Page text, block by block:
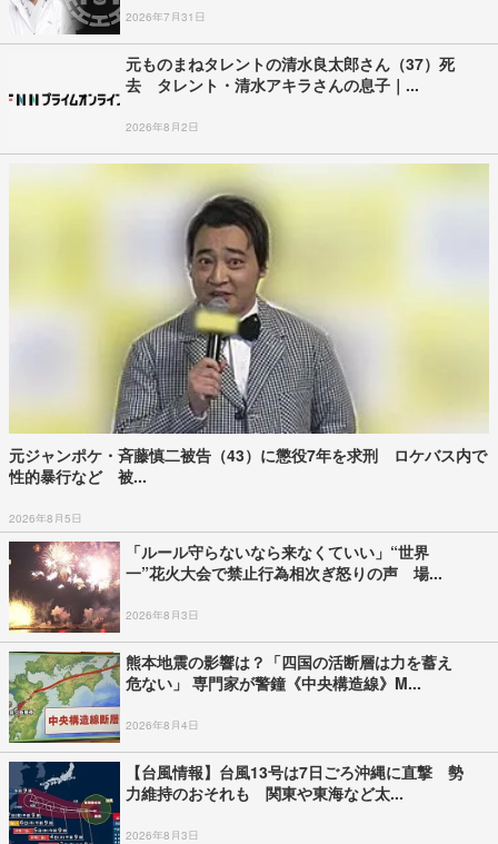
2026年7月31日
元ものまねタレントの清水良太郎さん（37）死
去 タレント・清水アキラさんの息子｜...
2026年8月2日
元ジャンポケ・斉藤慎二被告（43）に懲役7年を求刑 ロケバス内で
性的暴行など 被...
2026年8月5日
「ルール守らないなら来なくていい」“世界
一”花火大会で禁止行為相次ぎ怒りの声 場...
2026年8月3日
熊本地震の影響は？「四国の活断層は力を蓄え
危ない」 専門家が警鐘《中央構造線》M...
2026年8月4日
【台風情報】台風13号は7日ごろ沖縄に直撃 勢
力維持のおそれも 関東や東海など太...
2026年8月3日